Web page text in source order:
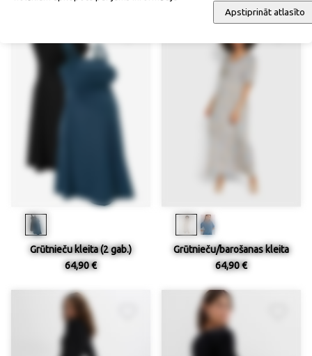
Grūtnieču kleita (2 gab.)
64,90 €
Grūtnieču/barošanas kleita
64,90 €
Apstiprināt atlasīto